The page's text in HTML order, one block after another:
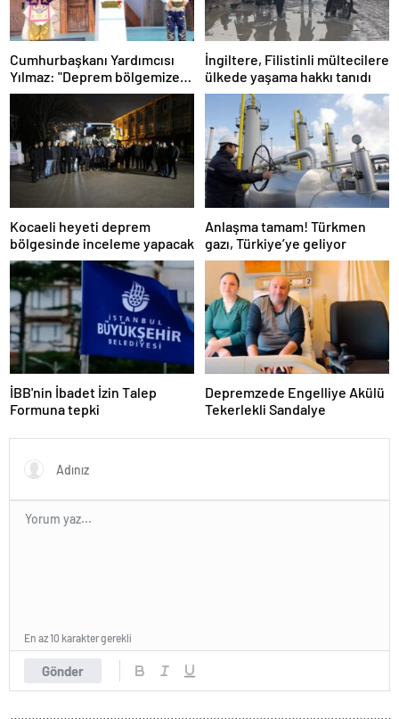
Cumhurbaşkanı Yardımcısı
Yılmaz: "Deprem bölgemize
2,6 trilyon lirayı aşan
yatırımlar yaptık"
İngiltere, Filistinli mültecilere
ülkede yaşama hakkı tanıdı
Kocaeli heyeti deprem
bölgesinde inceleme yapacak
Anlaşma tamam! Türkmen
gazı, Türkiye’ye geliyor
İBB'nin İbadet İzin Talep
Formuna tepki
Depremzede Engelliye Akülü
Tekerlekli Sandalye
Gönder
En az 10 karakter gerekli